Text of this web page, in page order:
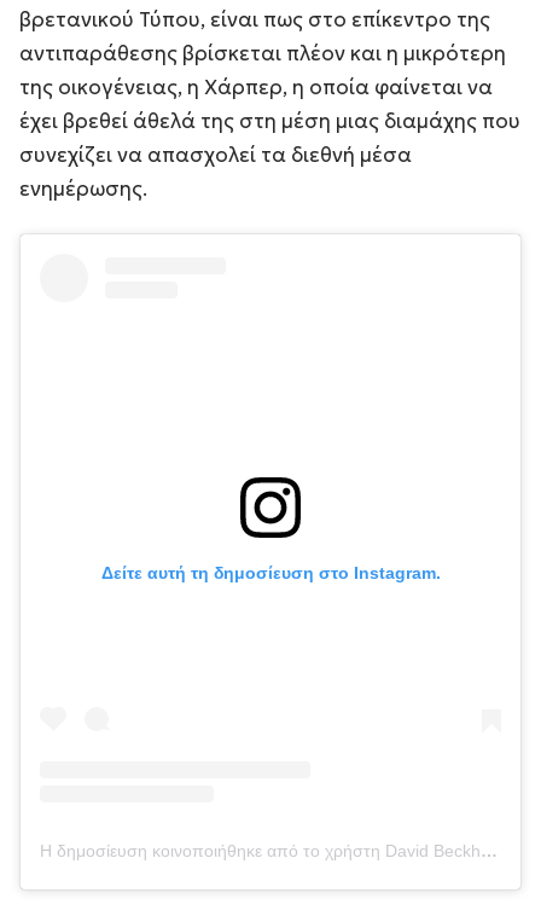
βρετανικού Τύπου, είναι πως στο επίκεντρο της
αντιπαράθεσης βρίσκεται πλέον και η μικρότερη
της οικογένειας, η Χάρπερ, η οποία φαίνεται να
έχει βρεθεί άθελά της στη μέση μιας διαμάχης που
συνεχίζει να απασχολεί τα διεθνή μέσα
ενημέρωσης.
Δείτε αυτή τη δημοσίευση στο Instagram.
Η δημοσίευση κοινοποιήθηκε από το χρήστη David Beckham (@davidbeckham)